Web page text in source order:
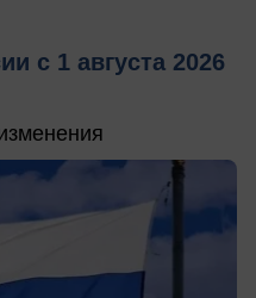
с 1 августа 2026